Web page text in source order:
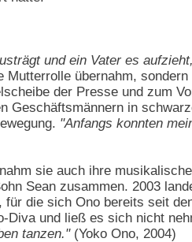
und ein Vater es
übernahm,
der Presse und zum
Geschäftsmännern in
"Anfangs konnten
sie auch ihre
Sean zusammen. 2003
für die sich Ono bereits seit
Diva und ließ es sich nicht
tanzen."(Yoko Ono, 2004)